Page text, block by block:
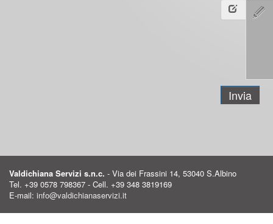
Submit
Button
Invia
Valdichiana Servizi s.n.c. - Via dei Frassini 14, 53040 S.Albino
Tel. +39 0578 798367 - Cell. +39 348 3819169
E-mail: info@valdichianaservizi.it